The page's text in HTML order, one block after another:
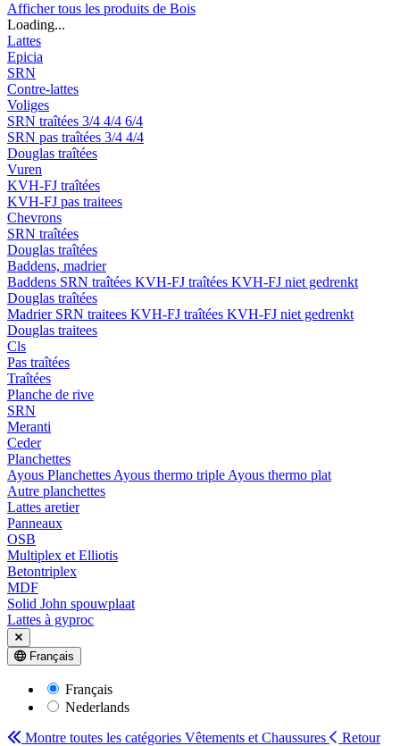
Afficher tous les produits de Bois
Loading...
Lattes
Epicia
SRN
Contre-lattes
Voliges
SRN traîtées 3/4 4/4 6/4
SRN pas traîtées 3/4 4/4
Douglas traîtées
Vuren
KVH-FJ traîtées
KVH-FJ pas traitees
Chevrons
SRN traîtées
Douglas traîtées
Baddens, madrier
Baddens SRN traîtées KVH-FJ traîtées KVH-FJ niet gedrenkt
Douglas traîtées
Madrier SRN traitees KVH-FJ traîtées KVH-FJ niet gedrenkt
Douglas traitees
Cls
Pas traîtées
Traîtées
Planche de rive
SRN
Meranti
Ceder
Planchettes
Ayous Planchettes Ayous thermo triple Ayous thermo plat
Autre planchettes
Lattes aretier
Panneaux
OSB
Multiplex et Elliotis
Betontriplex
MDF
Solid John spouwplaat
Lattes à gyproc
Français
Français
Nederlands
Montre toutes les catégories Vêtements et Chaussures
Retour